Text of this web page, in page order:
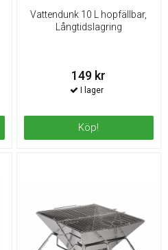
Vattendunk 10 L hopfällbar,
Långtidslagring
149 kr
Köp!